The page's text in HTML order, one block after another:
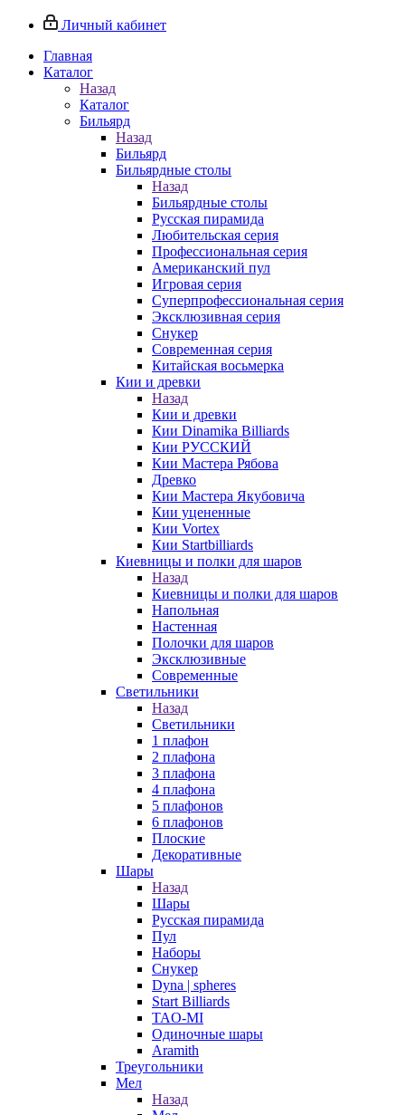
Личный кабинет
Главная
Каталог
Назад
Каталог
Бильярд
Назад
Бильярд
Бильярдные столы
Назад
Бильярдные столы
Русская пирамида
Любительская серия
Профессиональная серия
Американский пул
Игровая серия
Суперпрофессиональная серия
Эксклюзивная серия
Снукер
Современная серия
Китайская восьмерка
Кии и древки
Назад
Кии и древки
Кии Dinamika Billiards
Кии РУССКИЙ
Кии Мастера Рябова
Древко
Кии Мастера Якубовича
Кии уцененные
Кии Vortex
Кии Startbilliards
Киевницы и полки для шаров
Назад
Киевницы и полки для шаров
Напольная
Настенная
Полочки для шаров
Эксклюзивные
Современные
Светильники
Назад
Светильники
1 плафон
2 плафона
3 плафона
4 плафона
5 плафонов
6 плафонов
Плоские
Декоративные
Шары
Назад
Шары
Русская пирамида
Пул
Наборы
Снукер
Dyna | spheres
Start Billiards
TAO-MI
Одиночные шары
Aramith
Треугольники
Мел
Назад